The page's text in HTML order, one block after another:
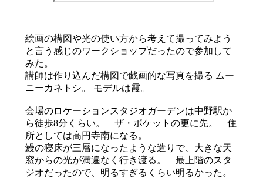
絵画の構図や光の使い方から考えて撮ってみよう
と言う感じのワークショップだったので参加して
みた。
講師は作り込んだ構図で戯画的な写真を撮る ムー
ニーカネトシ。 モデルは霞。
会場のロケーションスタジオガーデンは中野駅か
ら徒歩8分くらい。 ザ・ポケットの更に先。 住
所としては高円寺南になる。
鰻の寝床が三層になったような造りで、大きな天
窓からの光が満遍なく行き渡る。 最上階のスタ
ジオだったので、明るすぎるくらい明るかった。